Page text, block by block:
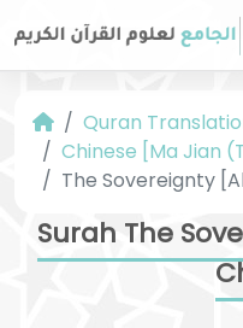
Quran
Chinese [Ma Jian
The Sovereignty
Surah The